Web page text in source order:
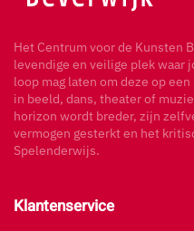
Het Centrum voor de Kunsten
levendige en veilige plek waar
loop mag laten om deze op
in beeld, dans, theater of
horizon wordt breder, zijn
vermogen gesterkt en het
Spelenderwijs.
Klantenservice